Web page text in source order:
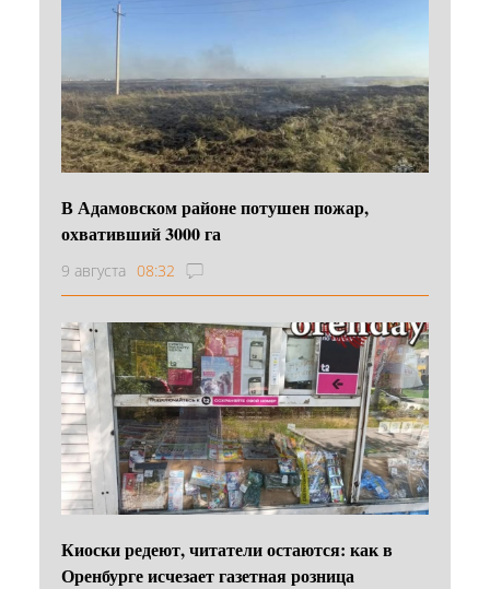
В Адамовском районе потушен пожар,
охвативший 3000 га
9 августа 08:32
Киоски редеют, читатели остаются: как в
Оренбурге исчезает газетная розница